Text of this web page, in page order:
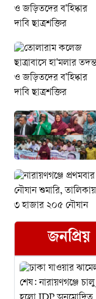
জনপ্রিয়